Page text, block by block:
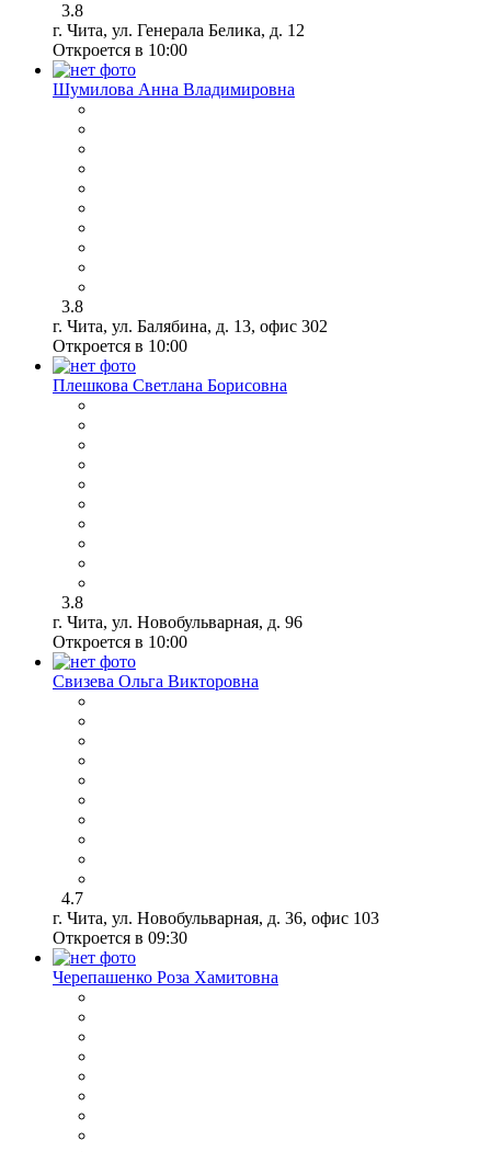
3.8
г. Чита, ул. Генерала Белика, д. 12
Откроется в 10:00
Шумилова Анна Владимировна
3.8
г. Чита, ул. Балябина, д. 13, офис 302
Откроется в 10:00
Плешкова Светлана Борисовна
3.8
г. Чита, ул. Новобульварная, д. 96
Откроется в 10:00
Свизева Ольга Викторовна
4.7
г. Чита, ул. Новобульварная, д. 36, офис 103
Откроется в 09:30
Черепашенко Роза Хамитовна